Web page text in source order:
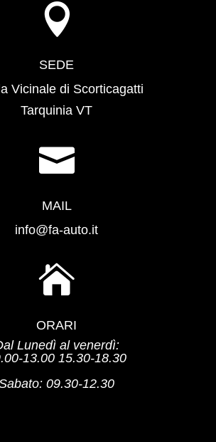

SEDE
Vicinale di Scorticagatti
Tarquinia VT

MAIL
info@fa-auto.it

ORARI
Lunedì al venerdì:
13.00 15.30-18.30
09.30-12.30